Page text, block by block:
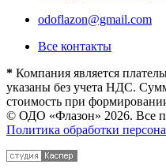
odoflazon@gmail.com
Все контакты
* Компания является
указаны без учета НДС.
стоимость при
© ОДО «Флазон» 2026. Все
Политика обработки